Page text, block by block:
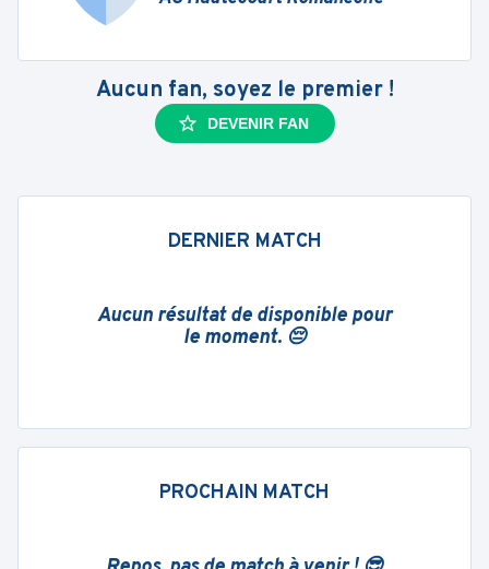
Aucun fan, soyez le premier !
DEVENIR FAN
DERNIER MATCH
Aucun résultat de disponible pour
le moment. 😔
PROCHAIN MATCH